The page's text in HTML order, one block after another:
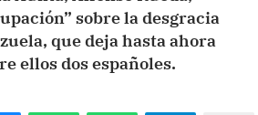
sobre la desgracia
que deja hasta ahora
ellos dos españoles.